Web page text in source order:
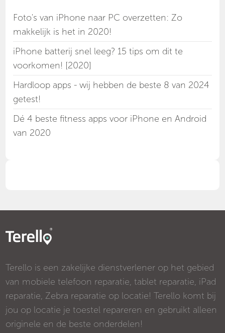
Foto's van iPhone naar PC overzetten: Zo
makkelijk is het in 2020!
iPhone batterij snel leeg? 15 tips om dit te
voorkomen! [2020]
Hardloop apps - wij hebben de beste 8 van 2024
getest!
Dé 4 beste fitness apps voor iPhone en Android
van 2020
Terello is een zakelijke dienstverlener op het gebied
van mobiele telefoon reparatie, tablet reparatie, iPad
reparatie, Zebra reparatie op locatie! Terello komt bij
jou op locatie je toestel repareren en gebruikt alleen
originele en de beste onderdelen!